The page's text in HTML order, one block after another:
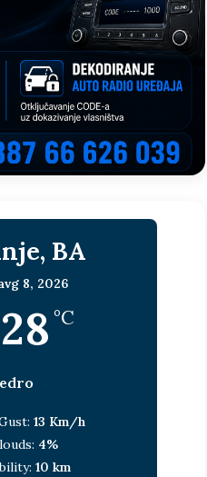
BA
8, 2026
28 °C
13 Km/h
4%
10 km